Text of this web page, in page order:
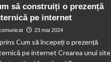
EkoGroup,
Official
Partner
at
Boxing
Fighting
Championship
să construiți o prezență
pe internet
23 mai 2024
Cum să începeți o prezență
pe internet Crearea unui site